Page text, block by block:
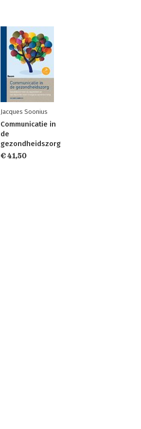
Jacques Soonius
Communicatie in
de
gezondheidszorg
€ 41,50